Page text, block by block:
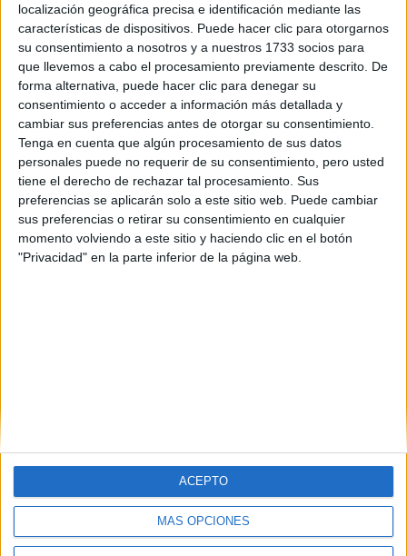
localización geográfica precisa e identificación mediante las
características de dispositivos. Puede hacer clic para otorgarnos
su consentimiento a nosotros y a nuestros 1733 socios para
que llevemos a cabo el procesamiento previamente descrito. De
forma alternativa, puede hacer clic para denegar su
consentimiento o acceder a información más detallada y
cambiar sus preferencias antes de otorgar su consentimiento.
Tenga en cuenta que algún procesamiento de sus datos
personales puede no requerir de su consentimiento, pero usted
tiene el derecho de rechazar tal procesamiento. Sus
preferencias se aplicarán solo a este sitio web. Puede cambiar
sus preferencias o retirar su consentimiento en cualquier
momento volviendo a este sitio y haciendo clic en el botón
"Privacidad" en la parte inferior de la página web.
MÁS OPCIONES
ACEPTO
CES Salesianos Padre Aramburu
Burgos
Presencial
Quiero saber más →
Información legal
Condiciones generales de contratación